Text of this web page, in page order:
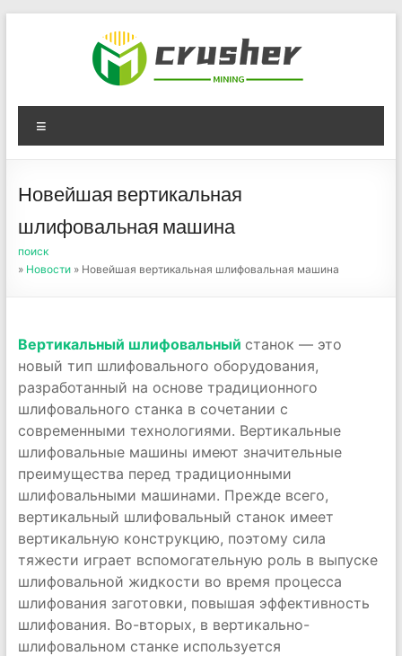
Оборудование для
дробления угля,
измельчения печного
порошка
Новейшая вертикальная
шлифовальная машина
поиск
» Новости» Новейшая вертикальная шлифовальная машина
Вертикальный шлифовальный станок — это
новый тип шлифовального оборудования,
разработанный на основе традиционного
шлифовального станка в сочетании с
современными технологиями. Вертикальные
шлифовальные машины имеют значительные
преимущества перед традиционными
шлифовальными машинами. Прежде всего,
вертикальный шлифовальный станок имеет
вертикальную конструкцию, поэтому сила
тяжести играет вспомогательную роль в выпуске
шлифовальной жидкости во время процесса
шлифования заготовки, повышая эффективность
шлифования. Во-вторых, в вертикально-
шлифовальном станке используется